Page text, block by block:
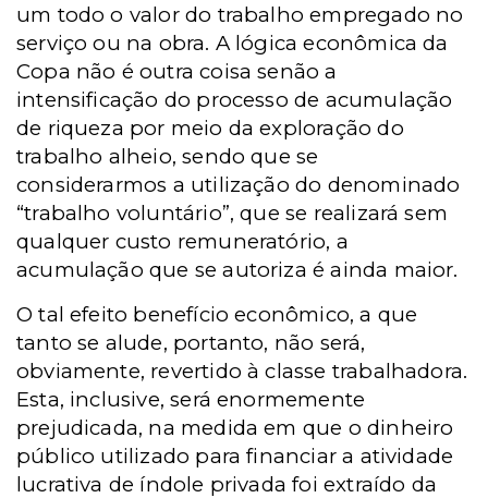
um todo o valor do trabalho empregado no
serviço ou na obra. A lógica econômica da
Copa não é outra coisa senão a
intensificação do processo de acumulação
de riqueza por meio da exploração do
trabalho alheio, sendo que se
considerarmos a utilização do denominado
“trabalho voluntário”, que se realizará sem
qualquer custo remuneratório, a
acumulação que se autoriza é ainda maior.
O tal efeito benefício econômico, a que
tanto se alude, portanto, não será,
obviamente, revertido à classe trabalhadora.
Esta, inclusive, será enormemente
prejudicada, na medida em que o dinheiro
público utilizado para financiar a atividade
lucrativa de índole privada foi extraído da